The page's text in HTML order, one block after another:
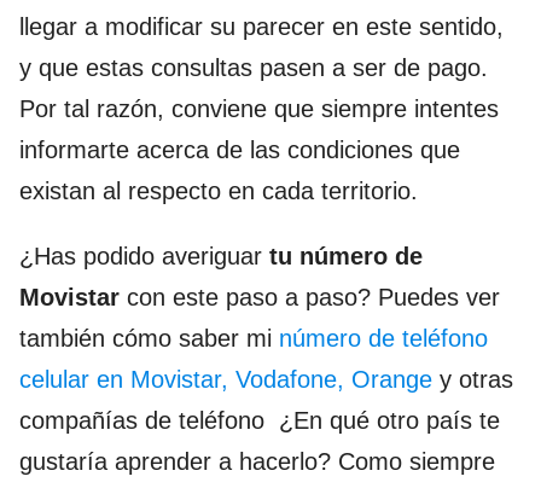
llegar a modificar su parecer en este sentido,
y que estas consultas pasen a ser de pago.
Por tal razón, conviene que siempre intentes
informarte acerca de las condiciones que
existan al respecto en cada territorio.
¿Has podido averiguar tu número de
Movistar con este paso a paso? Puedes ver
también cómo saber mi número de teléfono
celular en Movistar, Vodafone, Orange y otras
compañías de teléfono ¿En qué otro país te
gustaría aprender a hacerlo? Como siempre